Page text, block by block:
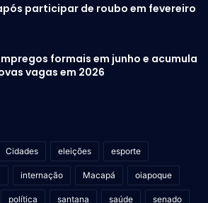
participar de roubo em fevereiro
formais em junho e acumula
vagas em 2026
Cidades eleições esporte
internação Macapá oiapoque
política santana saúde senado